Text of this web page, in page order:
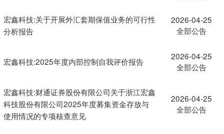
宏鑫科技:关于开展外汇套期保值业务的可行性
分析报告
2026-04-25
全部公告
宏鑫科技:2025年度内部控制自我评价报告
2026-04-25
全部公告
宏鑫科技:财通证券股份有限公司关于浙江宏鑫
科技股份有限公司2025年度募集资金存放与
使用情况的专项核查意见
2026-04-25
全部公告